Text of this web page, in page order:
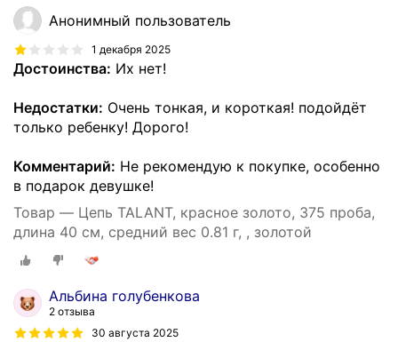
Анонимный пользователь
1 декабря 2025
Достоинства: Их нет!
Недостатки: Очень тонкая, и короткая! подойдёт
только ребенку! Дорого!
Комментарий: Не рекомендую к покупке, особенно
в подарок девушке!
Товар — Цепь TALANT, красное золото, 375 проба,
длина 40 см, средний вес 0.81 г, , золотой
Альбина голубенкова
2 отзыва
30 августа 2025